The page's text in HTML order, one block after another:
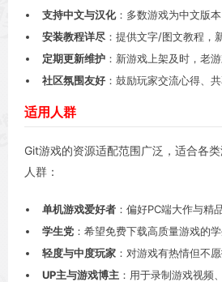
支持中文与汉化：多数游戏为中文版本
安装教程详尽 ：提供文字/图文教程，
定期更新维护 ：新游戏上架及时，老
社区氛围友好 ：鼓励玩家交流心得、
适用人群
Git游戏的资源适配范围广泛，适合各
人群：
单机游戏爱好者 ：偏好PC端大作与精
学生党 ：希望免费下载高质量游戏的学
轻度与中度玩家 ：对游戏有热情但不
UP主与游戏博主 ：用于录制游戏视频